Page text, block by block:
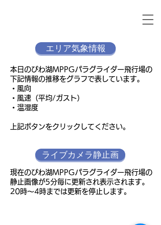
エリア気象情報
本日のびわ湖MPPGパラグライダー飛行場の
下記情報の推移をグラフで表しています。
・風向
・風速（平均/ガスト）
・温湿度
​上記ボタンをクリックしてください。
ライブカメラ静止画
現在のびわ湖MPPGパラグライダー飛行場の
静止画像が5分毎に更新され表示されます。
​20時～4時までは更新を停止します。